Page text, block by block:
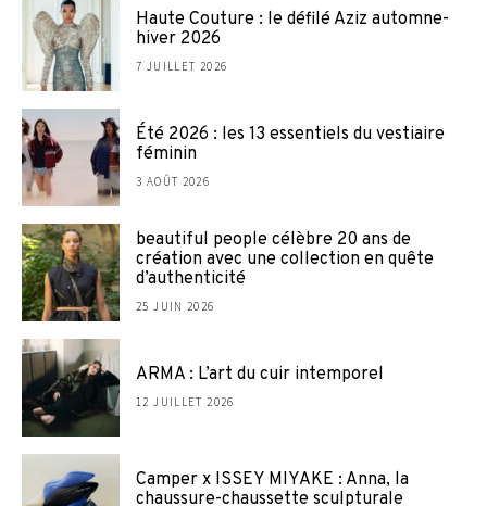
Haute Couture : le défilé Aziz automne-
hiver 2026
7 JUILLET 2026
Été 2026 : les 13 essentiels du vestiaire
féminin
3 AOÛT 2026
beautiful people célèbre 20 ans de
création avec une collection en quête
d’authenticité
25 JUIN 2026
ARMA : L’art du cuir intemporel
12 JUILLET 2026
Camper x ISSEY MIYAKE : Anna, la
chaussure-chaussette sculpturale